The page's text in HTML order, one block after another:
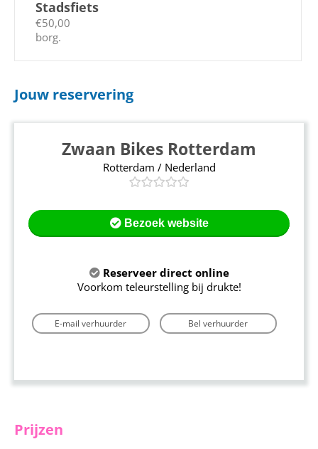
Stadsfiets
€50,00
borg.
Jouw reservering
Zwaan Bikes Rotterdam
Rotterdam / Nederland
Bezoek website
Reserveer direct online
Voorkom teleurstelling bij drukte!
E-mail verhuurder Bel verhuurder
Prijzen